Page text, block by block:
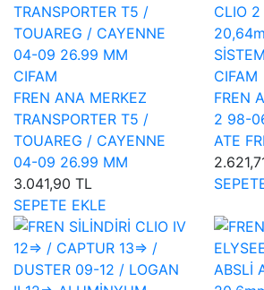
CIFAM
FREN ANA MERKEZ
TRANSPORTER T5 /
TOUAREG / CAYENNE
04-09 26.99 MM
3.041,90 TL
SEPETE EKLE
CIFAM
FREN
2 98-
ATE